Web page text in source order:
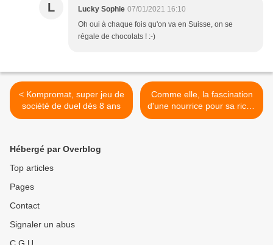
L Lucky Sophie 07/01/2021 16:10
Oh oui à chaque fois qu'on va en Suisse, on se
régale de chocolats ! :-)
< Kompromat, super jeu de
société de duel dès 8 ans
Comme elle, la fascination
d'une nourrice pour sa riche
patronne >
Hébergé par Overblog
Top articles
Pages
Contact
Signaler un abus